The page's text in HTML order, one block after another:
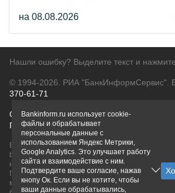
на 08.08.2026
Нашли ошибку? Выделите текст и нажмите
© 1994-2026. РИА "БанкИнформСервис".
370-61-71
О проектеПолитика конфиденциальности
Правовая информацияДля
Вся информация о продуктах банков,
bankinform.ru, носит исключительно
не является публичной офертой,
ГК РФ. Информация не содержит точного и
может быть изменена. Конечные условия
Bankinform.ru использует cookie-
файлы и обрабатывает
персональные данные с
использованием Яндекс Метрики,
Google Analytics. Это улучшает работу
сайта и взаимодействие с ним.
Подтвердите ваше согласие, нажав
кнопу Ок. Если вы не хотите, чтобы
ваши данные обрабатывались,